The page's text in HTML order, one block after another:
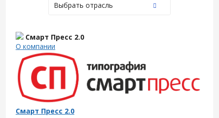
Выбрать отрасль
Смарт Пресс 2.0
О компании
Смарт Пресс 2.0